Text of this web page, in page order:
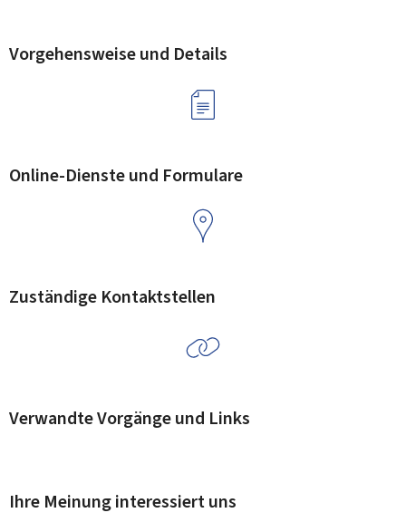
Vorgehensweise und Details
Online-Dienste und Formulare
Zuständige Kontaktstellen
Verwandte Vorgänge und Links
Ihre Meinung interessiert uns